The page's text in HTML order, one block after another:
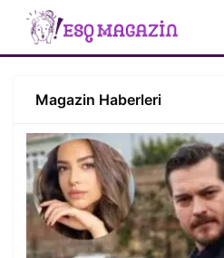
Magazin Haberleri